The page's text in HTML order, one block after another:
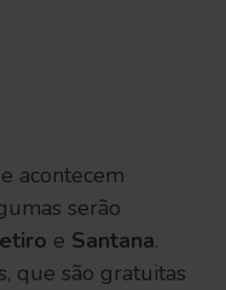
acontecem
serão
e Santana.
que são gratuitas